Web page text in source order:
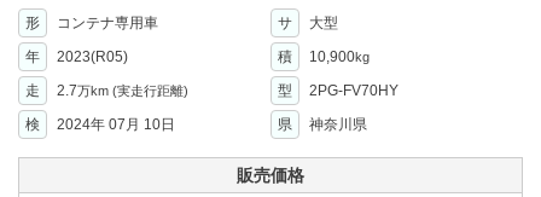
形 コンテナ専用車 サ
大型
年
2023(R05) 積 10,900kg
走 2.7万km (実走行距離) 型
2PG-FV70HY
検
2024年 07月 10日 県 神奈川県
販売価格